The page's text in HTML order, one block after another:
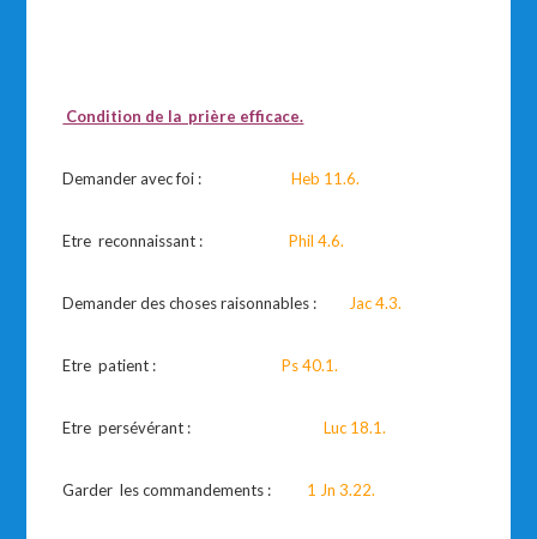
Condition de la prière efficace.
Demander avec foi : Heb 11.6.
Etre reconnaissant :Phil 4.6.
Demander des choses raisonnables : Jac 4.3.
Etre patient : Ps 40.1.
Etre persévérant :Luc 18.1.
Garder les commandements : 1 Jn 3.22.